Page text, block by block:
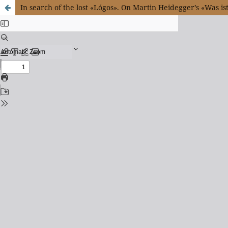
In search of the lost «Lógos». On Martin Heidegger’s «Was